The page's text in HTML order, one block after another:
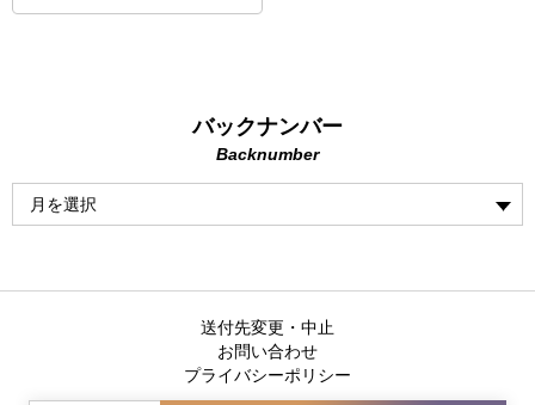
バックナンバー
Backnumber
送付先変更・中止
お問い合わせ
プライバシーポリシー